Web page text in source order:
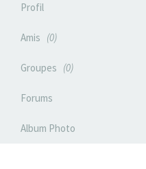
Profil
Amis 0
Groupes 0
Forums
Album Photo